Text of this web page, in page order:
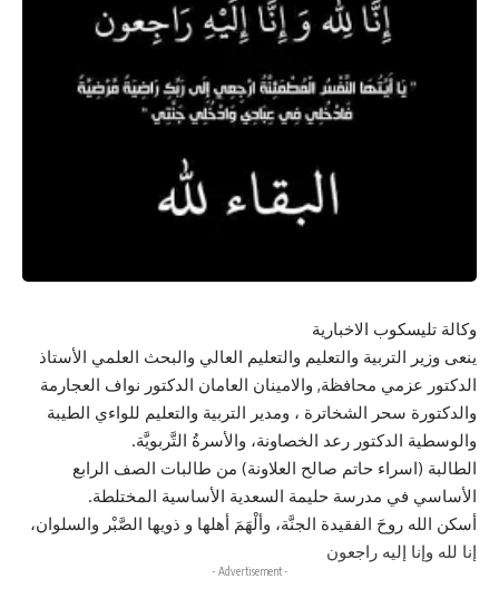
وكالة تليسكوب الاخبارية
ينعى وزير التربية والتعليم والتعليم العالي والبحث العلمي الأستاذ
الدكتور عزمي محافظة, والامينان العامان الدكتور نواف العجارمة
والدكتورة سحر الشخاترة ، ومدير التربية والتعليم للواءي الطيبة
والوسطية الدكتور رعد الخصاونة، والأسرةُ التَّربويَّة.
الطالبة (اسراء حاتم صالح العلاونة) من طالبات الصف الرابع
الأساسي في مدرسة حليمة السعدية الأساسية المختلطة.
أسكن الله روحَ الفقيدة الجنَّة، وألْهَمَ أهلها و ذويها الصَّبْر والسلوان،
إنا لله وإنا إليه راجعون
- Advertisement -